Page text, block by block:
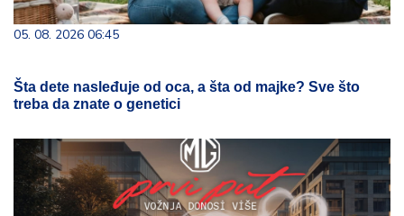
05. 08. 2026 06:45
Šta dete nasleđuje od oca, a šta od majke? Sve što
treba da znate o genetici